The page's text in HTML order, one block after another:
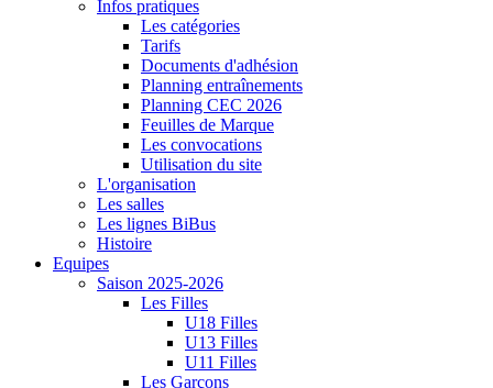
Infos pratiques
Les catégories
Tarifs
Documents d'adhésion
Planning entraînements
Planning CEC 2026
Feuilles de Marque
Les convocations
Utilisation du site
L'organisation
Les salles
Les lignes BiBus
Histoire
Equipes
Saison 2025-2026
Les Filles
U18 Filles
U13 Filles
U11 Filles
Les Garçons